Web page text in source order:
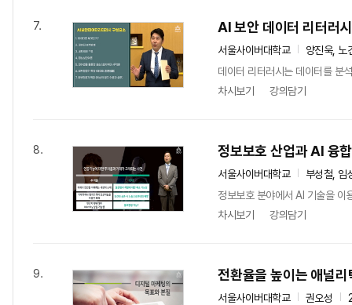
7. AI 보안 데이터 리터러시
서울사이버대학교
양진욱, 노
데이터 리터러시는 데이터를 분
차시보기
강의담기
8. 정보보호 산업과 AI 융합
서울사이버대학교
부성철, 임
정보보호 분야에서 AI 기술을 이
차시보기
강의담기
9. 전환율을 높이는 애널리
서울사이버대학교 권오성